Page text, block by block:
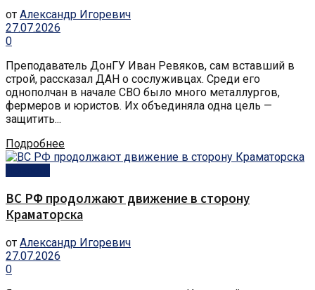
от Александр Игоревич
27.07.2026
0
Преподаватель ДонГУ Иван Ревяков, сам вставший в
строй, рассказал ДАН о сослуживцах. Среди его
однополчан в начале СВО было много металлургов,
фермеров и юристов. Их объединяла одна цель —
защитить...
Подробнее
ВС РФ продолжают движение в сторону
Краматорска
от Александр Игоревич
27.07.2026
0